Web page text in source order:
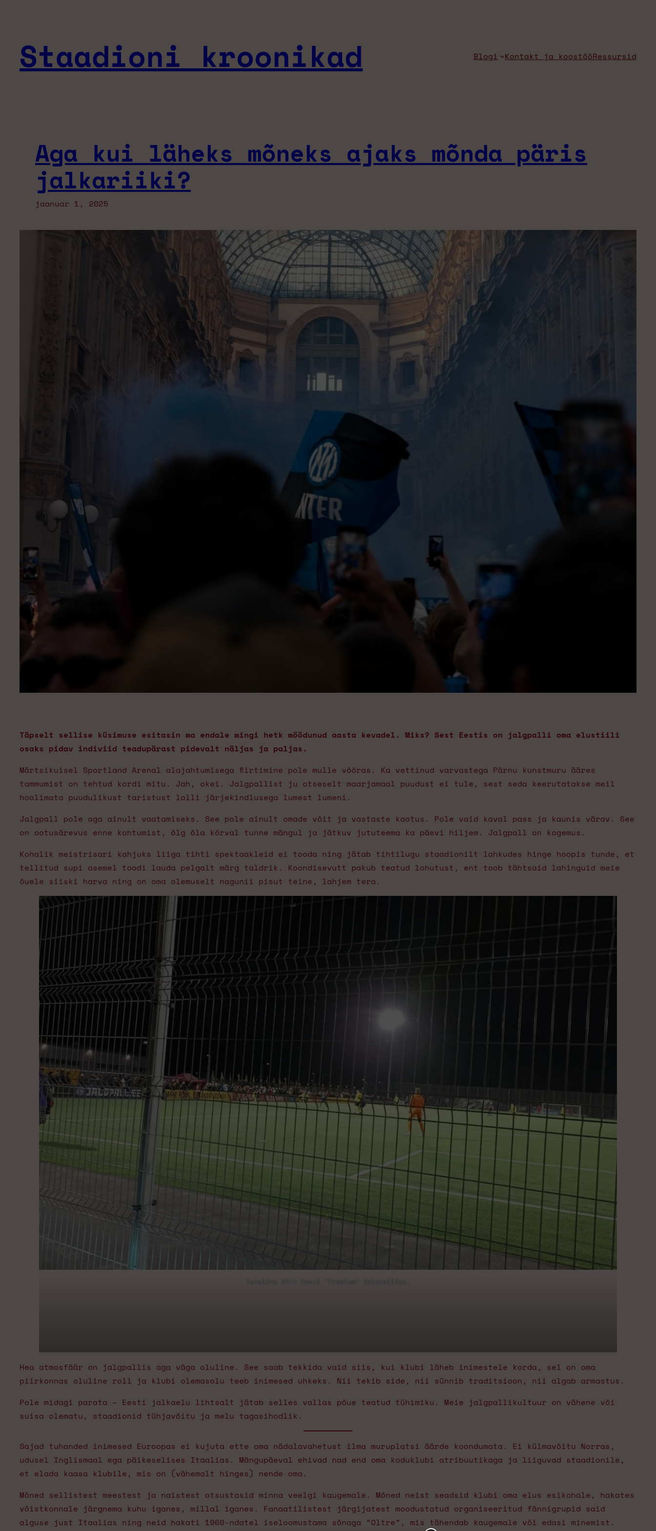
Staadioni kroonikad Blogi Kontakt ja koostööRessursid
Aga kui läheks mõneks ajaks mõnda päris
jalkariiki?
jaanuar 1, 2025
Täpselt sellise küsimuse esitasin ma endale mingi hetk möödunud aasta kevadel. Miks? Sest Eestis on jalgpalli oma elustiili
osaks pidav indiviid teadupärast pidevalt näljas ja paljas.
Märtsikuisel Sportland Arenal alajahtumisega flirtimine pole mulle võõras. Ka vettinud varvastega Pärnu kunstmuru ääres
tammumist on tehtud kordi mitu. Jah, okei. Jalgpallist ju otseselt maarjamaal puudust ei tule, sest seda keerutatakse meil
hoolimata puudulikust taristust lolli järjekindlusega lumest lumeni.
Jalgpall pole aga ainult vaatamiseks. See pole ainult omade võit ja vastaste kaotus. Pole vaid kaval pass ja kaunis värav. See
on ootusärevus enne kohtumist, õlg õla kõrval tunne mängul ja jätkuv jututeema ka päevi hiljem. Jalgpall on kogemus.
Kohalik meistrisari kahjuks liiga tihti spektaakleid ei tooda ning jätab tihtilugu staadionilt lahkudes hinge hoopis tunde, et
tellitud supi asemel toodi lauda pelgalt märg taldrik. Koondisevutt pakub teatud lohutust, ent toob tähtsaid lahinguid meie
õuele siiski harva ning on oma olemuselt nagunii pisut teine, lahjem tera.
Tavaline õhtu Eesti “Premium” jalgpalliga.
Hea atmosfäär on jalgpallis aga väga oluline. See saab tekkida vaid siis, kui klubi läheb inimestele korda, sel on oma
piirkonnas oluline roll ja klubi olemasolu teeb inimesed uhkeks. Nii tekib side, nii sünnib traditsioon, nii algab armastus.
Pole midagi parata – Eesti jalkaelu lihtsalt jätab selles vallas põue teatud tühimiku. Meie jalgpallikultuur on vähene või
suisa olematu, staadionid tühjavõitu ja melu tagasihodlik.
Sajad tuhanded inimesed Euroopas ei kujuta ette oma nädalavahetust ilma muruplatsi äärde koondumata. Ei külmavõitu Norras,
udusel Inglismaal ega päikeselises Itaalias. Mängupäeval ehivad nad end oma koduklubi atribuutikaga ja liiguvad staadionile,
et elada kaasa klubile, mis on (vähemalt hinges) nende oma.
Mõned sellistest meestest ja naistest otsustasid minna veelgi kaugemale. Mõned neist seadsid klubi oma elus esikohale, hakates
võistkonnale järgnema kuhu iganes, millal iganes. Fanaatilistest järgijatest moodustatud organiseeritud fännigrupid said
alguse just Itaalias ning neid hakati 1960-ndatel iseloomustama sõnaga “Oltre”, mis tähendab kaugemale või edasi minemist.